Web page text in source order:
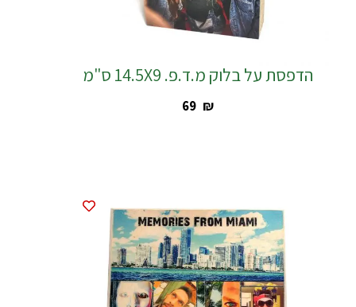
הדפסת על בלוק מ.ד.פ. 14.5X9 ס"מ
‎69 ₪